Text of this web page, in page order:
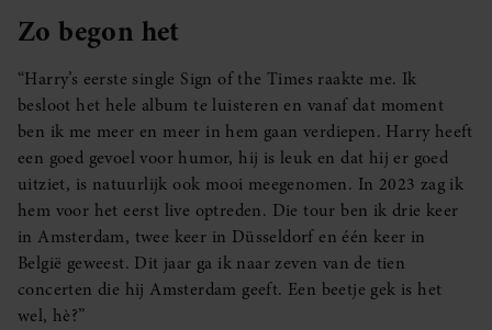
Zo begon het
“Harry’s eerste single Sign of the Times raakte me. Ik
besloot het hele album te luisteren en vanaf dat moment
ben ik me meer en meer in hem gaan verdiepen. Harry heeft
een goed gevoel voor humor, hij is leuk en dat hij er goed
uitziet, is natuurlijk ook mooi meegenomen. In 2023 zag ik
hem voor het eerst live optreden. Die tour ben ik drie keer
in Amsterdam, twee keer in Düsseldorf en één keer in
België geweest. Dit jaar ga ik naar zeven van de tien
concerten die hij Amsterdam geeft. Een beetje gek is het
wel, hè?”